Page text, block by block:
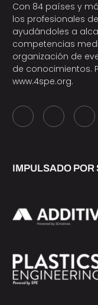
Con 84 países y
los profesionales
ayudándoles a
competencias
organización de
de conocimientos.
www.4spe.org.
IMPULSADO POR